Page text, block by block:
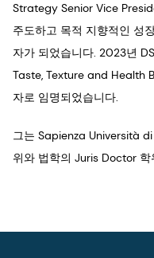
Strategy Senior Vice
주도하고 목적 지향적인 성
자가 되었습니다. 2023년
Taste, Texture and Health
자로 임명되었습니다.
그는 Sapienza Università
위와 법학의 Juris Doctor 학